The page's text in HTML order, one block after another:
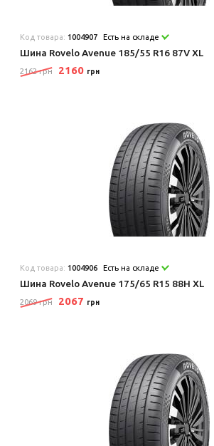
Код товара: 1004907 Есть на складе
Шина Rovelo Avenue 185/55 R16 87V XL
2162 грн 2160 грн
Код товара: 1004906 Есть на складе
Шина Rovelo Avenue 175/65 R15 88H XL
2069 грн 2067 грн